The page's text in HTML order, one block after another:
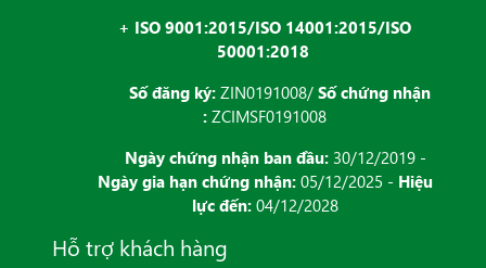
+ ISO 9001:2015/ISO 14001:2015/ISO
50001:2018
Số đăng ký: ZIN0191008/ Số chứng nhận
: ZCIMSF0191008
Ngày chứng nhận ban đầu: 30/12/2019 -
Ngày gia hạn chứng nhận:05/12/2025 - Hiệu
lực đến:04/12/2028
Hỗ trợ khách hàng